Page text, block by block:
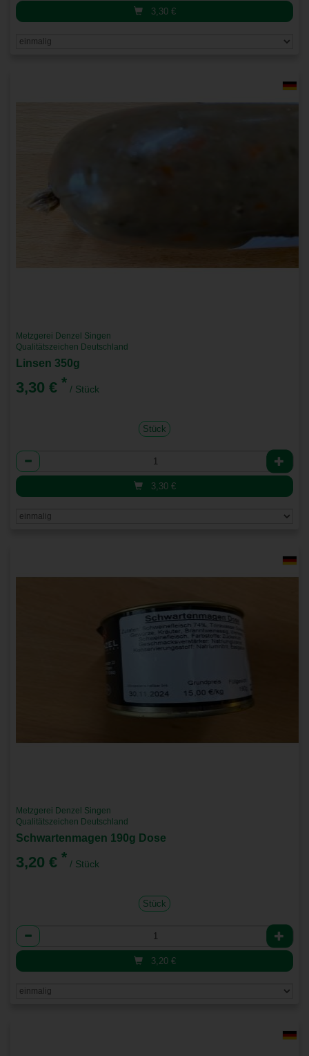
3,30 €
Metzgerei Denzel Singen
Qualitätszeichen Deutschland
Linsen 350g
3,30 € * / Stück
Stück
Anzahl
3,30 €
Metzgerei Denzel Singen
Qualitätszeichen Deutschland
Schwartenmagen 190g Dose
3,20 € * / Stück
Stück
Anzahl
3,20 €